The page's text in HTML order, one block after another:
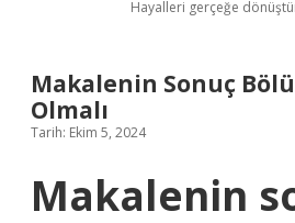
Hayalleri gerçeğe
Makalenin Sonuç
Olmalı
Tarih: Ekim 5, 2024
Makalenin